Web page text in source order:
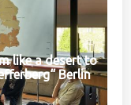
like a desert to
Berlin